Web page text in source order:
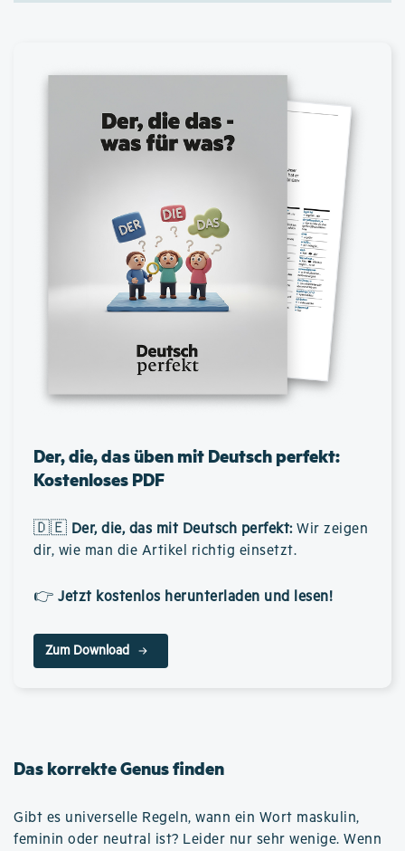
Der, die, das üben mit Deutsch perfekt:
Kostenloses PDF
🇩🇪 Der, die, das mit Deutsch perfekt: Wir zeigen
dir, wie man die Artikel richtig einsetzt.
👉 Jetzt kostenlos herunterladen und lesen!
Zum Download
Das korrekte Genus finden
Gibt es universelle Regeln, wann ein Wort maskulin,
feminin oder neutral ist? Leider nur sehr wenige. Wenn